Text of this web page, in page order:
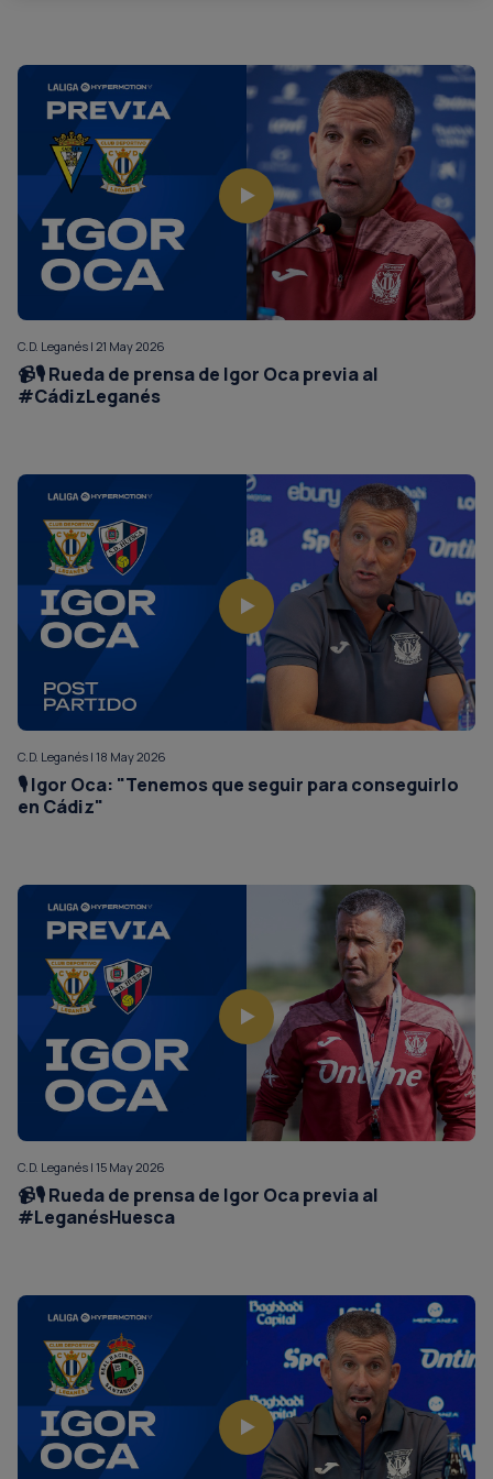
C.D. Leganés | 21 May 2026
📹🎙️ Rueda de prensa de Igor Oca previa al
#CádizLeganés
C.D. Leganés | 18 May 2026
🎙️ Igor Oca: "Tenemos que seguir para conseguirlo
en Cádiz"
C.D. Leganés | 15 May 2026
📹🎙️ Rueda de prensa de Igor Oca previa al
#LeganésHuesca